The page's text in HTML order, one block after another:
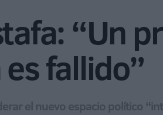
“Un
fallido”
el nuevo espacio político